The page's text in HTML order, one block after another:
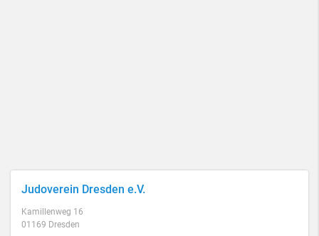
Judoverein Dresden e.V.
Kamillenweg 16
01169 Dresden